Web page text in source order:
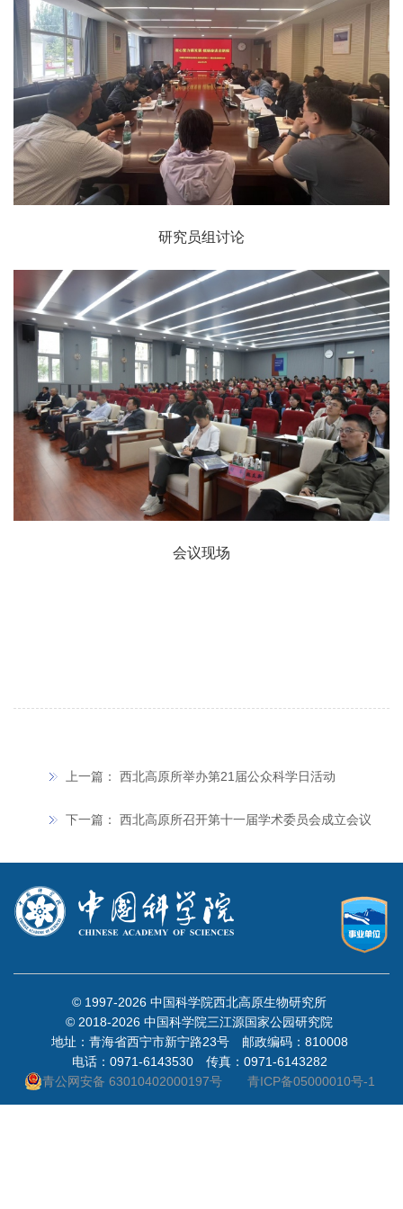
研究员组讨论
会议现场
上一篇： 西北高原所举办第21届公众科学日活动
下一篇： 西北高原所召开第十一届学术委员会成立会议
© 1997-2026 中国科学院西北高原生物研究所
© 2018-2026 中国科学院三江源国家公园研究院
地址：青海省西宁市新宁路23号 邮政编码：810008
电话：0971-6143530 传真：0971-6143282
青公网安备 63010402000197号
青ICP备05000010号-1